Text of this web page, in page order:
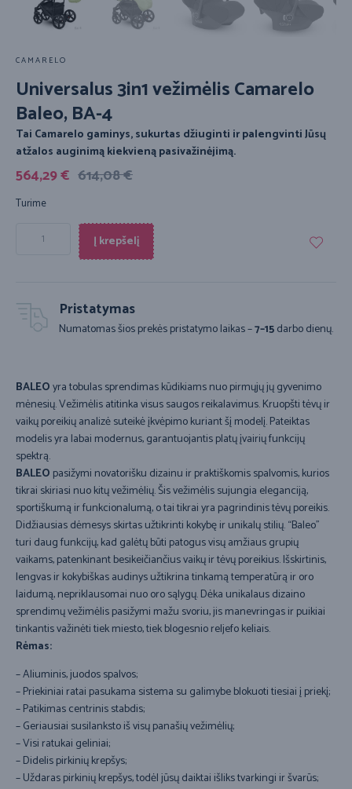
CAMARELO
Universalus 3in1 vežimėlis Camarelo
Baleo, BA-4
Tai Camarelo gaminys, sukurtas džiuginti ir palengvinti Jūsų
atžalos auginimą kiekvieną pasivažinėjimą.
614,08€
564,29€
Turime
Į krepšelį
Pristatymas
Numatomas šios prekės pristatymo laikas –7–15darbo dienų.
BALEOyra tobulas sprendimas kūdikiams nuo pirmųjų jų gyvenimo
mėnesių. Vežimėlis atitinka visus saugos reikalavimus. Kruopšti tėvų ir
vaikų poreikių analizė suteikė įkvėpimo kuriant šį modelį. Pateiktas
modelis yra labai modernus, garantuojantis platų įvairių funkcijų
spektrą.
BALEO pasižymi novatorišku dizainu ir praktiškomis spalvomis, kurios
tikrai skiriasi nuo kitų vežimėlių. Šis vežimėlis sujungia eleganciją,
sportiškumą ir funkcionalumą, o tai tikrai yra pagrindinis tėvų poreikis.
Didžiausias dėmesys skirtas užtikrinti kokybę ir unikalų stilių. “Baleo”
turi daug funkcijų, kad galėtų būti patogus visų amžiaus grupių
vaikams, patenkinant besikeičiančius vaikų ir tėvų poreikius. Išskirtinis,
lengvas ir kokybiškas audinys užtikrina tinkamą temperatūrą ir oro
laidumą, nepriklausomai nuo oro sąlygų. Dėka unikalaus dizaino
sprendimų vežimėlis pasižymi mažu svoriu, jis manevringas ir puikiai
tinkantis važinėti tiek miesto, tiek blogesnio reljefo keliais.
Rėmas:
– Aliuminis, juodos spalvos;
– Priekiniai ratai pasukama sistema su galimybe blokuoti tiesiai į priekį;
– Patikimas centrinis stabdis;
– Geriausiai susilanksto iš visų panašių vežimėlių;
– Visi ratukai geliniai;
– Didelis pirkinių krepšys;
– Uždaras pirkinių krepšys, todėl jūsų daiktai išliks tvarkingi ir švarūs;